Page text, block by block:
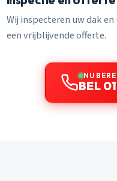
Wij inspecteren uw dak
een vrijblijvende offerte.
NU
BEL